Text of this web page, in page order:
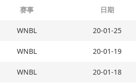
赛事 日期
WNBL 20-01-25
WNBL 20-01-19
WNBL 20-01-18